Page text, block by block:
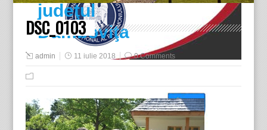
judeţul
Dâmboviţa
DSC_0103
admin 11 iulie 2018 0 Comments